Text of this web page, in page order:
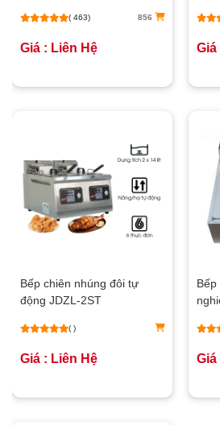
( 463) 856
Giá : Liên Hệ Giá
Bếp chiên nhúng đôi tự
động JDZL-2ST
( )
Giá : Liên Hệ
Bếp
Giá